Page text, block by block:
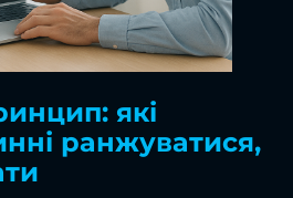
які
ранжуватися,